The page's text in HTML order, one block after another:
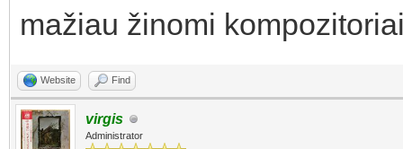
mažiau žinomi
Website Find
virgis
Administrator